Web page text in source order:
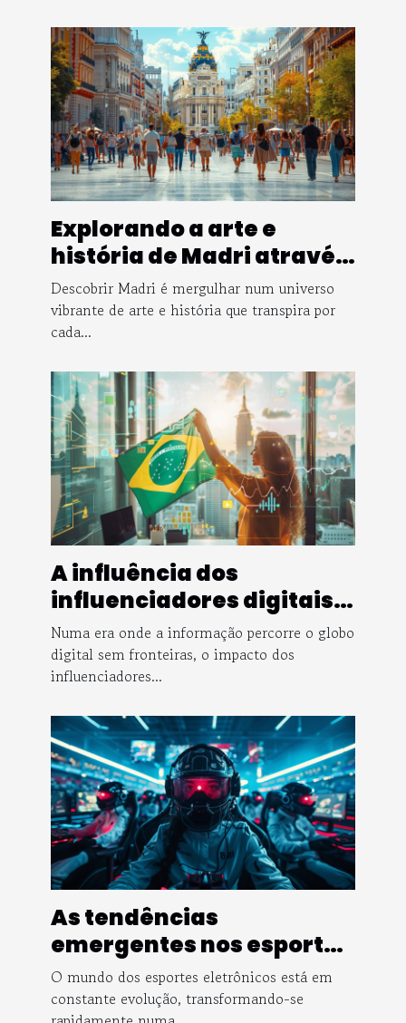
Explorando a arte e
história de Madri através
de tours guiados em
português
Descobrir Madri é mergulhar num universo
vibrante de arte e história que transpira por
cada...
A influência dos
influenciadores digitais
na política brasileira
Numa era onde a informação percorre o globo
digital sem fronteiras, o impacto dos
influenciadores...
As tendências
emergentes nos esportes
eletrônicos
O mundo dos esportes eletrônicos está em
constante evolução, transformando-se